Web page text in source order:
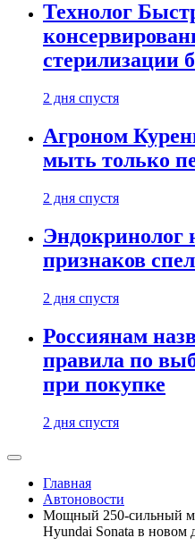
Технолог
стерилизации
2 дня спустя
Агроном
мыть только
2 дня спустя
Эндокринолог
признаков
2 дня спустя
Россиянам
правила по
при покупке
2 дня спустя
Главная
Автоновости
Мощный 250-сильный
Hyundai Sonata в новом